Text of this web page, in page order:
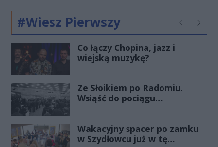
#Wiesz Pierwszy Poprzednie
Co łączy Chopina, jazz i
wiejską muzykę?
Ze Słoikiem po Radomiu.
Wsiąść do pociągu
Wakacyjny spacer po zamku
w Szydłowcu już w tę